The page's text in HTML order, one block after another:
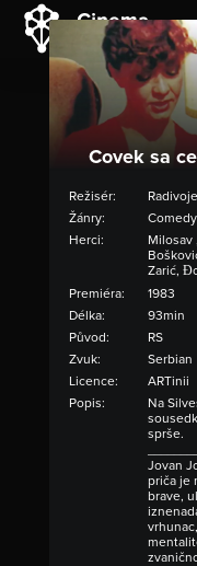
Covek sa
Režisér:
Žánry:
Comedy
Herci:
Milosav
Zarić,
Premiéra:
1983
Délka:
93min
Původ:
RS
Zvuk:
Serbian
Licence:
ARTinii
Popis:
Na
sprše.
Jovan
priča je
brave,